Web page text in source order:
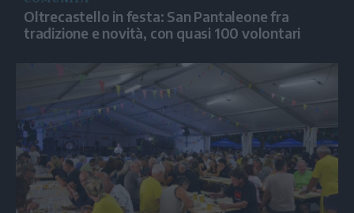
Oltrecastello in festa: San Pantaleone fra
tradizione e novità, con quasi 100 volontari